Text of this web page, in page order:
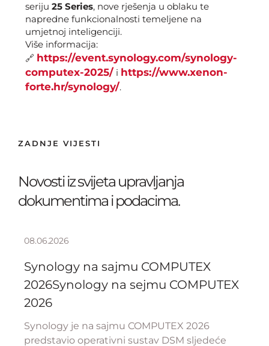
seriju 25 Series, nove rješenja u oblaku te
napredne funkcionalnosti temeljene na
umjetnoj inteligenciji.
Više informacija:
🔗 https://event.synology.com/synology-
computex-2025/ i https://www.xenon-
forte.hr/synology/.
ZADNJE VIJESTI
Novosti iz svijeta upravljanja
dokumentima i podacima.
08.06.2026
Synology na sajmu COMPUTEX
2026Synology na sejmu COMPUTEX
2026
Synology je na sajmu COMPUTEX 2026
predstavio operativni sustav DSM sljedeće